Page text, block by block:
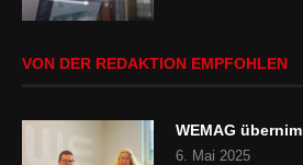
VON DER REDAKTION EMPFOHLEN
WEMAG
6. Mai 2025